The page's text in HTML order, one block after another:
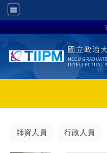
師資人員 行政人員